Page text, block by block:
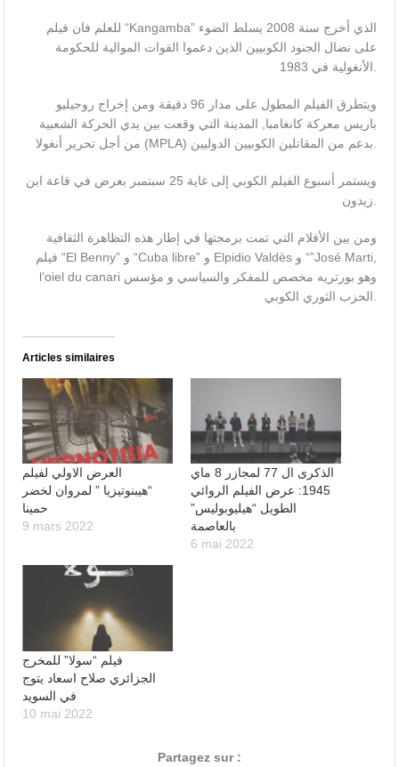
للعلم فان فيلم “Kangamba” الذي أخرج سنة 2008 يسلط الضوء
على نضال الجنود الكوبيين الذين دعموا القوات الموالية للحكومة
ويتطرق الفيلم المطول على مدار 96 دقيقة ومن إخراج روجيليو
باريس معركة كانغامبا, المدينة التي وقعت بين يدي الحركة الشعبية
ويستمر أسبوع الفيلم الكوبي إلى غاية 25 سبتمبر بعرض في قاعة ابن
ومن بين الأفلام التي تمت برمجتها في إطار هذه التظاهرة الثقافية
فيلم “El Benny” و “Cuba libre” و Elpidio Valdès و “”José Marti,
l’oiel du canari وهو بورتريه مخصص للمفكر والسياسي و مؤسس
Articles similaires
العرض الاولي لفيلم
“هيبنوتيزيا ” لمروان لخضر
حمينا
9 mars 2022
الذكرى ال 77 لمجازر 8 ماي
1945: عرض الفيلم الروائي
الطويل “هيليوبوليس”
بالعاصمة
6 mai 2022
فيلم “سولا” للمخرج
الجزائري صلاح اسعاد يتوج
في السويد
10 mai 2022
Partagez sur :